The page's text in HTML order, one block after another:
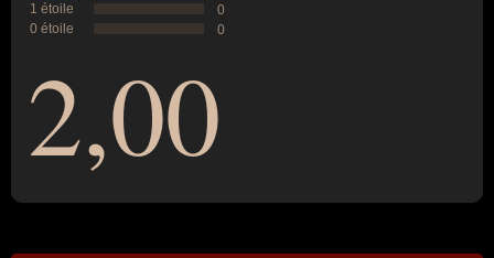
1 étoile
0
0 étoile
0
2,00